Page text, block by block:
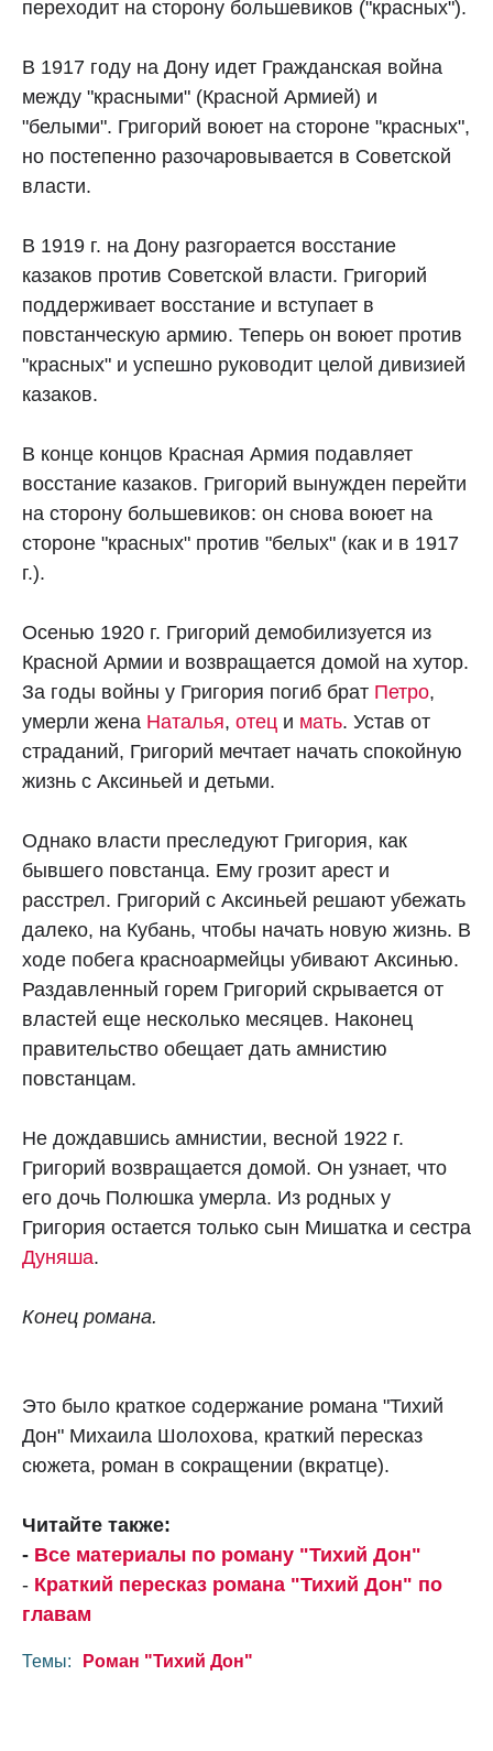
переходит на сторону большевиков ("красных").
В 1917 году на Дону идет Гражданская война
между "красными" (Красной Армией) и
"белыми". Григорий воюет на стороне "красных",
но постепенно разочаровывается в Советской
власти.
В 1919 г. на Дону разгорается восстание
казаков против Советской власти. Григорий
поддерживает восстание и вступает в
повстанческую армию. Теперь он воюет против
"красных" и успешно руководит целой дивизией
казаков.
В конце концов Красная Армия подавляет
восстание казаков. Григорий вынужден перейти
на сторону большевиков: он снова воюет на
стороне "красных" против "белых" (как и в 1917
г.).
Осенью 1920 г. Григорий демобилизуется из
Красной Армии и возвращается домой на хутор.
За годы войны у Григория погиб брат Петро,
умерли жена Наталья, отец и мать. Устав от
страданий, Григорий мечтает начать спокойную
жизнь с Аксиньей и детьми.
Однако власти преследуют Григория, как
бывшего повстанца. Ему грозит арест и
расстрел. Григорий с Аксиньей решают убежать
далеко, на Кубань, чтобы начать новую жизнь. В
ходе побега красноармейцы убивают Аксинью.
Раздавленный горем Григорий скрывается от
властей еще несколько месяцев. Наконец
правительство обещает дать амнистию
повстанцам.
Не дождавшись амнистии, весной 1922 г.
Григорий возвращается домой. Он узнает, что
его дочь Полюшка умерла. Из родных у
Григория остается только сын Мишатка и сестра
Дуняша.
Конец романа.
Это было краткое содержание романа "Тихий
Дон" Михаила Шолохова, краткий пересказ
сюжета, роман в сокращении (вкратце).
Читайте также:
- Все материалы по роману "Тихий Дон"
- Краткий пересказ романа "Тихий Дон" по
главам
Темы: Роман "Тихий Дон"